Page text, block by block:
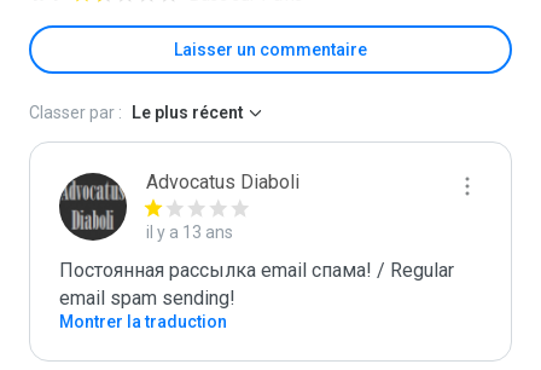
Laisser un commentaire
Classer par : Le plus récent
Advocatus Diaboli
il y a 13 ans
Постоянная рассылка email спама! / Regular
email spam sending!
Montrer la traduction